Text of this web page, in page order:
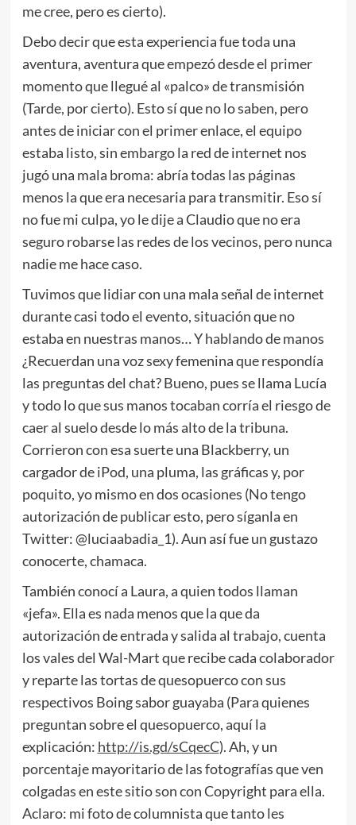
me cree, pero es cierto).
Debo decir que esta experiencia fue toda una
aventura, aventura que empezó desde el primer
momento que llegué al «palco» de transmisión
(Tarde, por cierto). Esto sí que no lo saben, pero
antes de iniciar con el primer enlace, el equipo
estaba listo, sin embargo la red de internet nos
jugó una mala broma: abría todas las páginas
menos la que era necesaria para transmitir. Eso sí
no fue mi culpa, yo le dije a Claudio que no era
seguro robarse las redes de los vecinos, pero nunca
nadie me hace caso.
Tuvimos que lidiar con una mala señal de internet
durante casi todo el evento, situación que no
estaba en nuestras manos… Y hablando de manos
¿Recuerdan una voz sexy femenina que respondía
las preguntas del chat? Bueno, pues se llama Lucía
y todo lo que sus manos tocaban corría el riesgo de
caer al suelo desde lo más alto de la tribuna.
Corrieron con esa suerte una Blackberry, un
cargador de iPod, una pluma, las gráficas y, por
poquito, yo mismo en dos ocasiones (No tengo
autorización de publicar esto, pero síganla en
Twitter: @luciaabadia_1). Aun así fue un gustazo
conocerte, chamaca.
También conocí a Laura, a quien todos llaman
«jefa». Ella es nada menos que la que da
autorización de entrada y salida al trabajo, cuenta
los vales del Wal-Mart que recibe cada colaborador
y reparte las tortas de quesopuerco con sus
respectivos Boing sabor guayaba (Para quienes
preguntan sobre el quesopuerco, aquí la
explicación: http://is.gd/sCqecC). Ah, y un
porcentaje mayoritario de las fotografías que ven
colgadas en este sitio son con Copyright para ella.
Aclaro: mi foto de columnista que tanto les